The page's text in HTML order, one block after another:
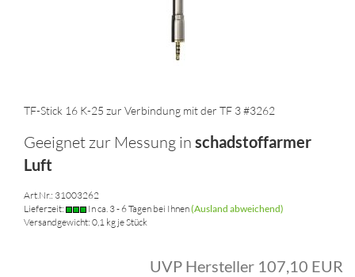
TF-Stick 16 K-25 zur Verbindung mit der TF 3 #3262
Geeignet zur Messung in schadstoffarmer
Luft
Art.Nr.: 31003262
Lieferzeit:
In ca. 3 - 6 Tagen bei Ihnen(Ausland abweichend)
Versandgewicht: 0,1 kg je Stück
UVP Hersteller 107,10 EUR